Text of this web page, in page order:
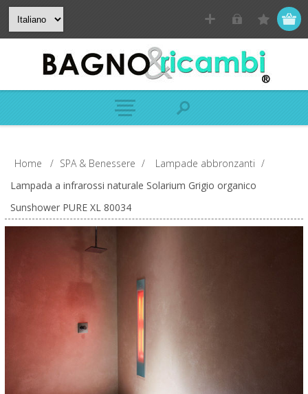
Home / SPA & Benessere / Lampade abbronzanti /
Lampada a infrarossi naturale Solarium Grigio organico
Sunshower PURE XL 80034